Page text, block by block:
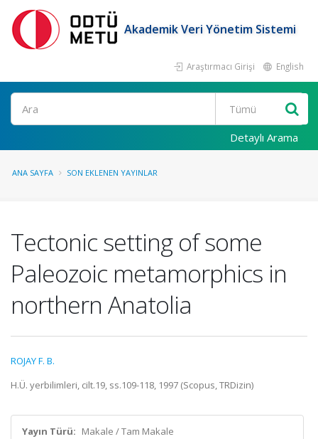
Akademik Veri Yönetim Sistemi
Araştırmacı Girişi English
Ara
Detaylı Arama
ANA SAYFA SON EKLENEN YAYINLAR
Tectonic setting of some
Paleozoic metamorphics in
northern Anatolia
ROJAY F. B.
H.Ü. yerbilimleri, cilt.19, ss.109-118, 1997 (Scopus, TRDizin)
Yayın Türü: Makale / Tam Makale